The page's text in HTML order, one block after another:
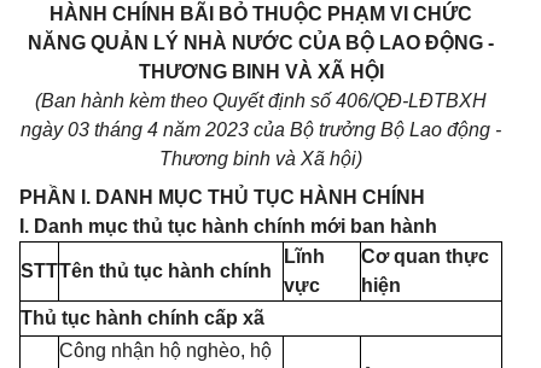
HÀNH CHÍNH BÃI BỎ THUỘC PHẠM VI CHỨC
NĂNG QUẢN LÝ NHÀ NƯỚC CỦA BỘ LAO ĐỘNG -
THƯƠNG BINH VÀ XÃ HỘI
(Ban hành kèm theo Quyết định số 406/QĐ-LĐTBXH
ngày 03 tháng 4 năm 2023 của Bộ trưởng Bộ Lao động -
Thương binh và Xã hội)
PHẦN I. DANH MỤC THỦ TỤC HÀNH CHÍNH
I. Danh mục thủ tục hành chính mới ban hành
STTTên thủ tục hành chính
Lĩnh
vực
Cơ quan thực
hiện
Thủ tục hành chính cấp xã
Công nhận hộ nghèo, hộ